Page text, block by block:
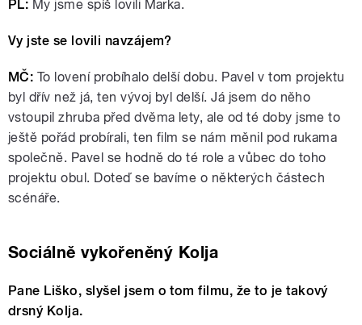
PL: My jsme spíš lovili Marka.
Vy jste se lovili navzájem?
MČ: To lovení probíhalo delší dobu. Pavel v tom projektu
byl dřív než já, ten vývoj byl delší. Já jsem do něho
vstoupil zhruba před dvěma lety, ale od té doby jsme to
ještě pořád probírali, ten film se nám měnil pod rukama
společně. Pavel se hodně do té role a vůbec do toho
projektu obul. Doteď se bavíme o některých částech
scénáře.
Sociálně vykořeněný Kolja
Pane Liško, slyšel jsem o tom filmu, že to je takový
drsný Kolja.